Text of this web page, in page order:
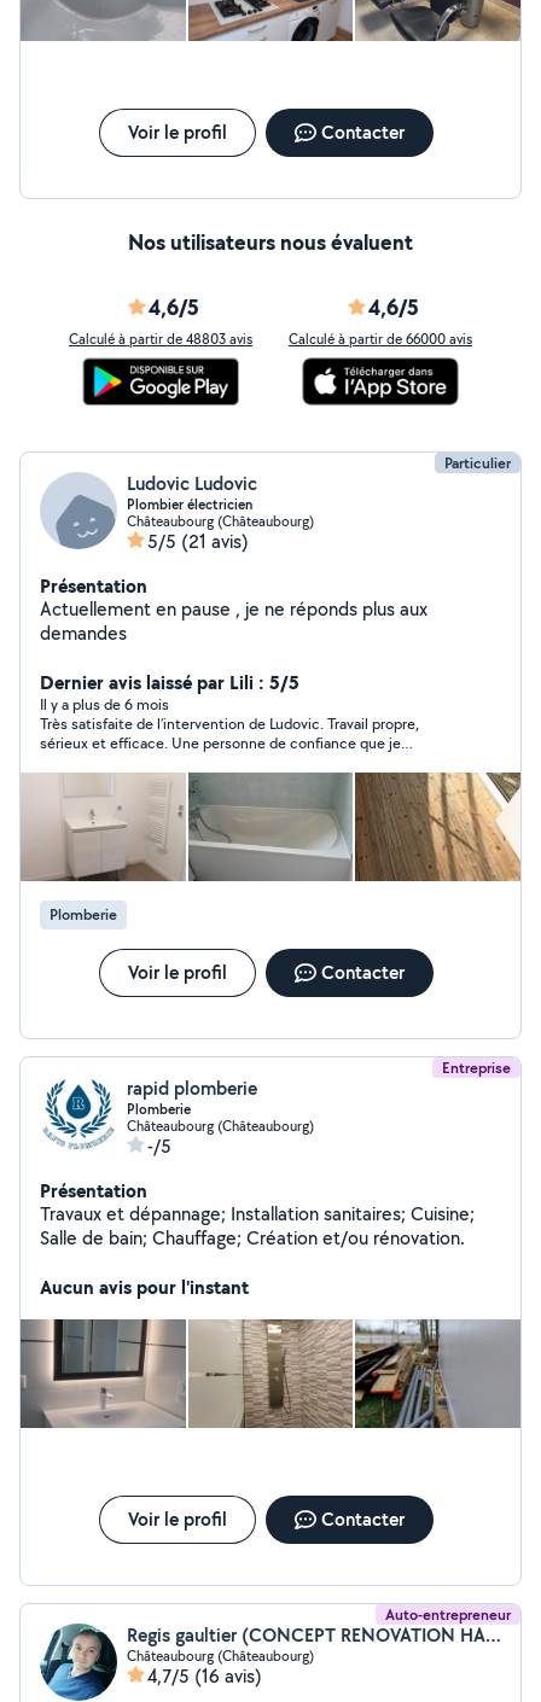
Voir le profil Contacter
Nos utilisateurs nous évaluent
4,6/5
Calculé à partir de 48803 avis
4,6/5
Calculé à partir de 66000 avis
Particulier
Ludovic Ludovic
Plombier électricien
Châteaubourg (Châteaubourg)
5/5 (21 avis)
Présentation
Actuellement en pause , je ne réponds plus aux
demandes
Dernier avis laissé par Lili : 5/5
Il y a plus de 6 mois
Très satisfaite de l’intervention de Ludovic. Travail propre,
sérieux et efficace. Une personne de confiance que je
Plomberie
Voir le profil Contacter
Entreprise
rapid plomberie
Plomberie
Châteaubourg (Châteaubourg)
-/5
Présentation
Travaux et dépannage; Installation sanitaires; Cuisine;
Salle de bain; Chauffage; Création et/ou rénovation.
Aucun avis pour l'instant
Voir le profil Contacter
Auto-entrepreneur
Regis gaultier (CONCEPT RENOVATION HABITATION)
Châteaubourg (Châteaubourg)
4,7/5 (16 avis)